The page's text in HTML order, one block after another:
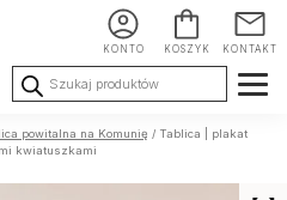
KONTO KOSZYK KONTAKT
Wyszukiwarka
produktów
i
Komunia
Urodziny i
powitalna na Komunię / Tablica | plakat
kwiatuszkami